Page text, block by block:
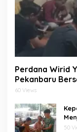
Perdana Wirid
Pekanbaru
Doa Bersama
60 Views
50